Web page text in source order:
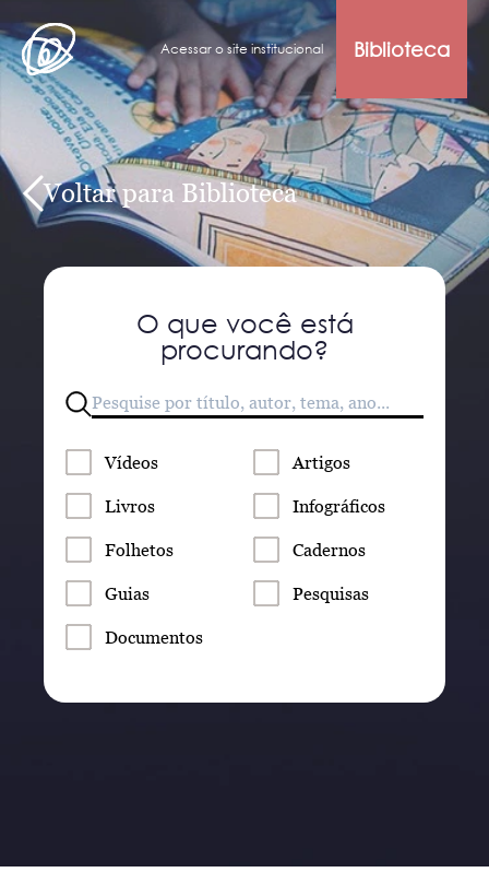
Acessar o site institucional Biblioteca
Voltar para Biblioteca
O que você está
procurando?
Vídeos Artigos
Livros Infográficos
Folhetos Cadernos
Guias Pesquisas
Documentos